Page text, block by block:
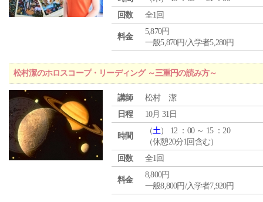
回数
全1回
料金
5,870円
一般5,870円/入学者5,280円
松村潔のホロスコープ・リーディング ～三重円の読み方～
講師
松村 潔
日程
10月 31日
時間
（土） 12 ：00 ～ 15 ：20
（休憩20分1回含む）
回数
全1回
料金
8,800円
一般8,800円/入学者7,920円